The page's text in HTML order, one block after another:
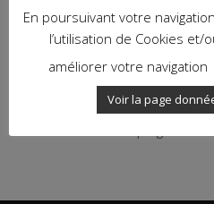
En poursuivant votre
l’utilisation de Cookies
améliorer votre navigation
Voir la page